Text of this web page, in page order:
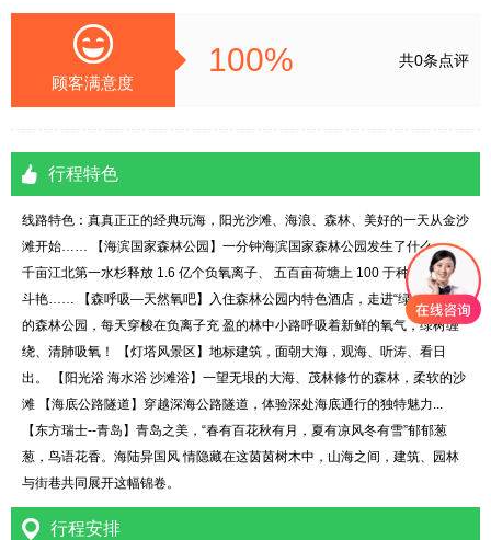
顾客满意度
100% 共0条点评
行程特色
线路特色：真真正正的经典玩海，阳光沙滩、海浪、森林、美好的一天从金沙
滩开始…… 【海滨国家森林公园】一分钟海滨国家森林公园发生了什么……
千亩江北第一水杉释放 1.6 亿个负氧离子、 五百亩荷塘上 100 于种荷花争奇
斗艳…… 【森呼吸—天然氧吧】入住森林公园内特色酒店，走进“绿野仙踪”般
的森林公园，每天穿梭在负离子充 盈的林中小路呼吸着新鲜的氧气，绿树缠
绕、清肺吸氧！ 【灯塔风景区】地标建筑，面朝大海，观海、听涛、看日
出。 【阳光浴 海水浴 沙滩浴】一望无垠的大海、茂林修竹的森林，柔软的沙
滩 【海底公路隧道】穿越深海公路隧道，体验深处海底通行的独特魅力...
【东方瑞士--青岛】青岛之美，“春有百花秋有月，夏有凉风冬有雪”郁郁葱
葱，鸟语花香。海陆异国风 情隐藏在这茵茵树木中，山海之间，建筑、园林
与街巷共同展开这幅锦卷。
行程安排